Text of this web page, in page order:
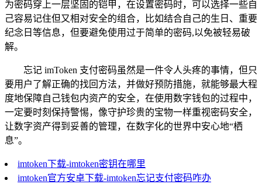
为密码穿上一层坚固的铠甲，在设置密码时，可以选择一些自
己容易记住但又相对安全的组合，比如结合自己的生日、重要
纪念日等信息，但要避免使用过于简单的密码,以免被轻易破
解。
忘记 imToken 支付密码虽然是一件令人头疼的事情，但只
要用户了解正确的找回方法，并做好预防措施，就能够最大程
度地保障自己钱包内资产的安全，在使用数字钱包的过程中，
一定要时刻保持警惕，像守护珍贵的宝物一样重视密码安全，
让数字资产得到妥善的管理，在数字化的世界中安心地“栖
息”。
imtoken下载-imtoken密钥在哪里
imtoken官方安卓下载-imtoken忘记支付密码咋办